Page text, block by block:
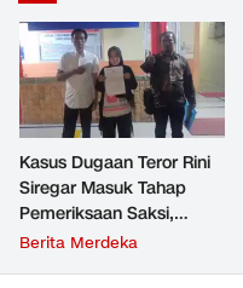
Kasus Dugaan Teror Rini
Siregar Masuk Tahap
Pemeriksaan Saksi,
Kuasa Hukum Soroti
Berita Merdeka